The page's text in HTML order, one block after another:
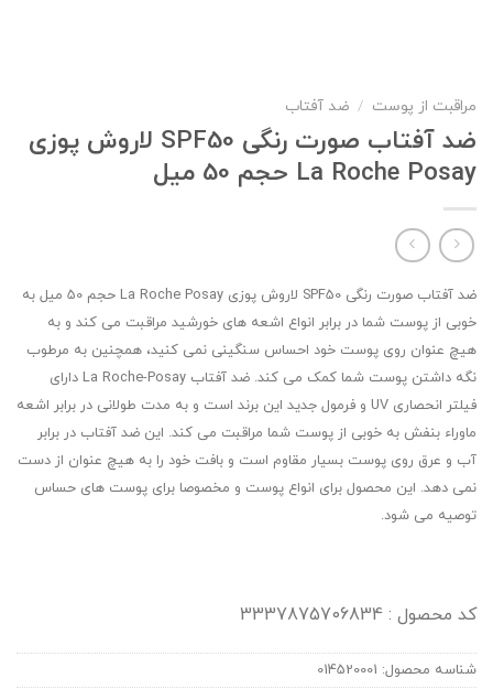
مراقبت از پوست / ضد آفتاب
ضد آفتاب صورت رنگی SPF50 لاروش پوزی
La Roche Posay حجم 50 میل
ضد آفتاب صورت رنگی SPF50 لاروش پوزی La Roche Posay حجم 50 میل به
خوبی از پوست شما در برابر انواع اشعه های خورشید مراقبت می کند و به
هیچ عنوان روی پوست خود احساس سنگینی نمی کنید، همچنین به مرطوب
نگه داشتن پوست شما کمک می کند. ضد آفتاب La Roche-Posay دارای
فیلتر انحصاری UV و فرمول جدید این برند است و به مدت طولانی در برابر اشعه
ماوراء بنفش به خوبی از پوست شما مراقبت می کند. این ضد آفتاب در برابر
آب و عرق روی پوست بسیار مقاوم است و بافت خود را به هیچ عنوان از دست
نمی دهد. این محصول برای انواع پوست و مخصوصا برای پوست های حساس
توصیه می شود.
کد محصول : 3337875706834
شناسه محصول: 014520001